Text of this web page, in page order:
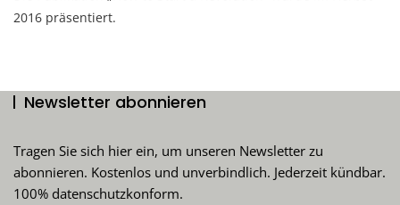
2016 präsentiert.
Newsletter abonnieren
Tragen Sie sich hier ein, um unseren Newsletter zu
abonnieren. Kostenlos und unverbindlich. Jederzeit kündbar.
100% datenschutzkonform.